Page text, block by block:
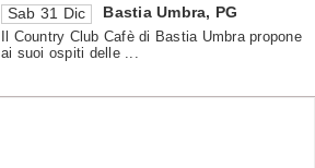
Sab 31 Dic Bastia Umbra, PG
Il Country Club Cafè di Bastia Umbra propone
ai suoi ospiti delle ...